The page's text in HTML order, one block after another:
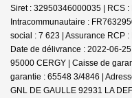
Siret : 32950346000035 | RCS :
Intracommunautaire :
social : 7 623 | Assurance RCP :
Date de délivrance : 2022-06-
95000 CERGY | Caisse de
garantie : 65548 3/4846 |
GNL DE GAULLE 92931 LA